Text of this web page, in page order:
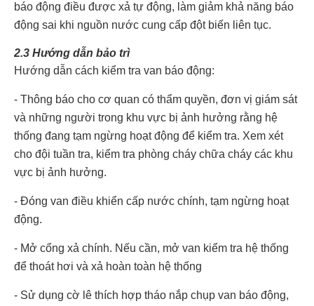
báo động điều được xả tự động, làm giảm khả năng báo
động sai khi nguồn nước cung cấp đột biến liên tục.
2.3 Hướng dẫn bảo trì
Hướng dẫn cách kiểm tra van báo động:
- Thông báo cho cơ quan có thẩm quyền, đơn vị giám sát
và những người trong khu vực bị ảnh hưởng rằng hệ
thống đang tạm ngừng hoạt động để kiểm tra. Xem xét
cho đội tuần tra, kiểm tra phòng cháy chữa cháy các khu
vực bị ảnh hưởng.
- Đóng van điều khiển cấp nước chính, tạm ngừng hoạt
động.
- Mở cổng xả chính. Nếu cần, mở van kiểm tra hệ thống
để thoát hơi và xả hoàn toàn hệ thống
- Sử dụng cờ lê thích hợp tháo nắp chụp van báo động,